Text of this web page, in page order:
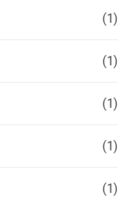
(1)
(1)
(1)
(1)
(1)